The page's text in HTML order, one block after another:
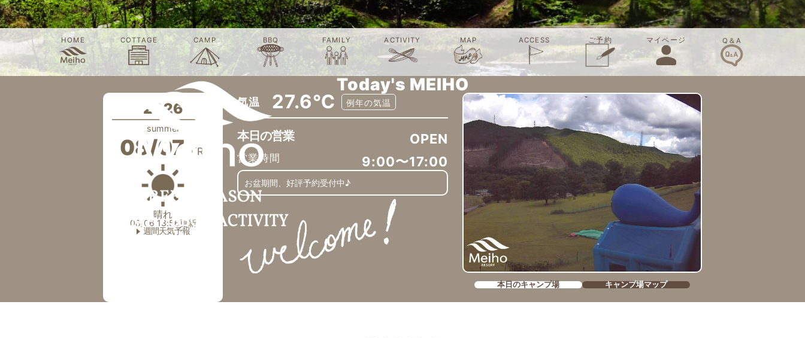
HOME COTTAGE CAMP BBQ FAMILY ACTIVITY MAP ACCESS ご予約 マイページ Q＆A
Today's MEIHO
2026
summer
08/07 FRI
晴れ
08/06 13:56更新
週間天気予報
気温 27.6℃ 例年の気温
本日の営業 OPEN
営業時間 9:00〜17:00
お盆期間、好評予約受付中♪
本日のキャンプ場 キャンプ場マップ